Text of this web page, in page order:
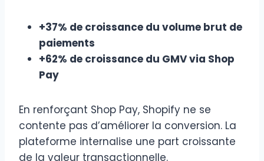
+37% de croissance du volume brut de
paiements
+62% de croissance du GMV via Shop
Pay
En renforçant Shop Pay, Shopify ne se
contente pas d’améliorer la conversion. La
plateforme internalise une part croissante
de la valeur transactionnelle.